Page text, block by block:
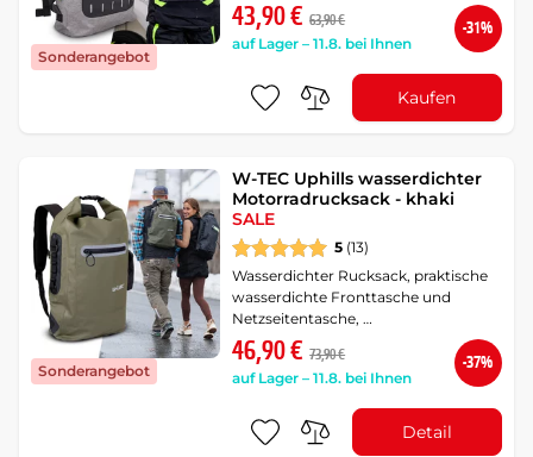
Sonderangebot
43,90 € 63,90 €
auf Lager – 11.8. bei Ihnen
-31%
Kaufen
Sonderangebot
W-TEC Uphills wasserdichter
Motorradrucksack - khaki
SALE
5 (13)
Wasserdichter Rucksack, praktische
wasserdichte Fronttasche und
Netzseitentasche, …
46,90 € 73,90 €
auf Lager – 11.8. bei Ihnen
-37%
Detail